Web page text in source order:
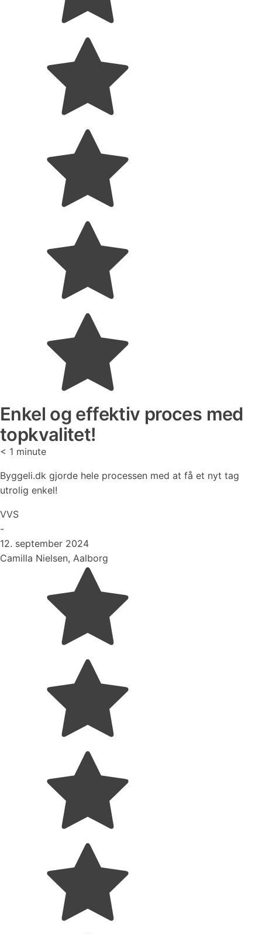
Enkel og effektiv proces med
topkvalitet!
< 1 minute
Byggeli.dk gjorde hele processen med at få et nyt tag
utrolig enkel!
VVS
-
12. september 2024
Camilla Nielsen, Aalborg